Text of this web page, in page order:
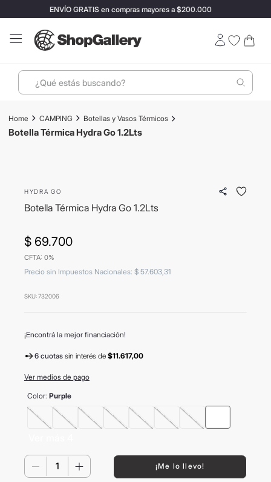
ENVÍO GRATIS en compras mayores a $200.000
¿Qué estás buscando?
CAMPING Botellas y Vasos Térmicos
Botella Térmica Hydra Go 1.2Lts
HYDRA GO
Botella Térmica Hydra Go 1.2Lts
$ 69.700
CFTA: 0%
Precio sin Impuestos Nacionales: $ 57.603, 31
SKU:732006
¡Encontrá la mejor financiación!
6 cuotas sin interésde $11.617,00
Ver medios de pago
Color: Purple
＋
－ ¡Me lo llevo!
1. perfumes
4. termo stanley
6. bressia
7
mochila
9. carolina herrera